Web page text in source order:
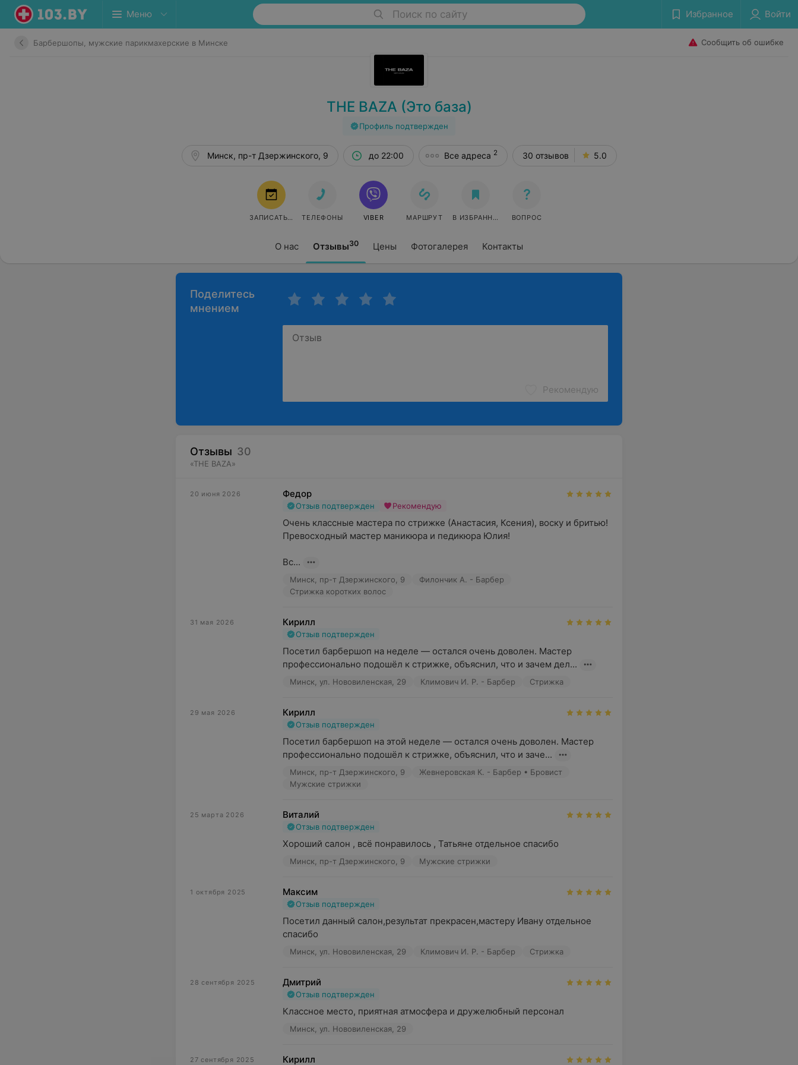
Меню Поиск по сайту Избранное Войти
Барбершопы, мужские парикмахерские в Минске Сообщить об ошибке
THE BAZA (Это база)
Профиль подтвержден
О нас Отзывы30 Цены Фотогалерея Контакты
Минск, пр-т Дзержинского, 9 до 22:00 Все адреса 2 30 отзывов 5.0
ЗАПИСАТЬСЯ ТЕЛЕФОНЫ VIBER МАРШРУТ В ИЗБРАННОЕ ВОПРОС
Поделитесь
мнением
Рекомендую
Отзывы 30
«THE BAZA»
20 июня 2026 Федор
Отзыв подтвержден Рекомендую
Очень классные мастера по стрижке (Анастасия, Ксения), воску и бритью!
Превосходный мастер маникюра и педикюра Юлия!
Вс...
Минск, пр-т Дзержинского, 9
Филончик А. - Барбер
Стрижка коротких волос
31 мая 2026 Кирилл
Отзыв подтвержден
Посетил барбершоп на неделе — остался очень доволен. Мастер
профессионально подошёл к стрижке, объяснил, что и зачем дел...
Минск, ул. Нововиленская, 29 Климович И. Р. - Барбер Стрижка
29 мая 2026 Кирилл
Отзыв подтвержден
Посетил барбершоп на этой неделе — остался очень доволен. Мастер
профессионально подошёл к стрижке, объяснил, что и заче...
Минск, пр-т Дзержинского, 9
Жевнеровская К. - Барбер • Бровист
Мужские стрижки
25 марта 2026 Виталий
Отзыв подтвержден
Хороший салон , всё понравилось , Татьяне отдельное спасибо
Минск, пр-т Дзержинского, 9 Мужские стрижки
1 октября 2025 Максим
Отзыв подтвержден
Посетил данный салон,результат прекрасен,мастеру Ивану отдельное
спасибо
Минск, ул. Нововиленская, 29 Климович И. Р. - Барбер Стрижка
28 сентября 2025 Дмитрий
Отзыв подтвержден
Классное место, приятная атмосфера и дружелюбный персонал
Минск, ул. Нововиленская, 29
27 сентября 2025 Кирилл